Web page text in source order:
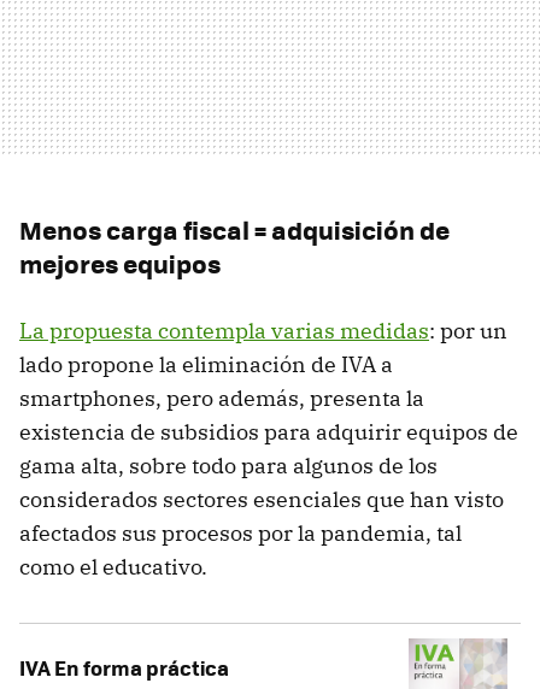
Menos carga fiscal = adquisición de
mejores equipos
La propuesta contempla varias medidas: por un
lado propone la eliminación de IVA a
smartphones, pero además, presenta la
existencia de subsidios para adquirir equipos de
gama alta, sobre todo para algunos de los
considerados sectores esenciales que han visto
afectados sus procesos por la pandemia, tal
como el educativo.
IVA En forma práctica